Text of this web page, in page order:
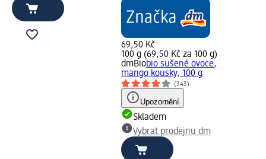
69,50 Kč
100 g (69,50 Kč za 100 g)
dmBiobio sušené ovoce,
mango kousky, 100 g
(343)
Upozornění
Skladem
Vybrat prodejnu dm